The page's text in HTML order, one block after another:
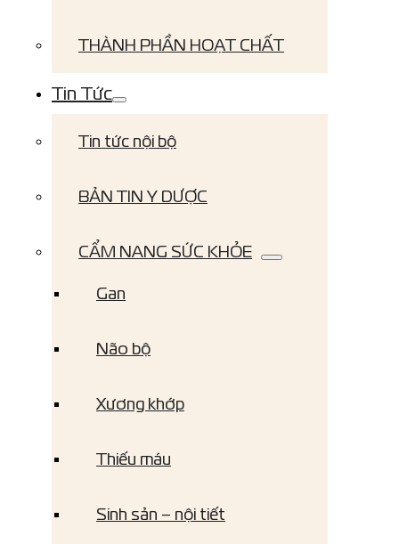
THÀNH PHẦN HOẠT CHẤT
Tin Tức
Tin tức nội bộ
BẢN TIN Y DƯỢC
CẨM NANG SỨC KHỎE
Gan
Não bộ
Xương khớp
Thiếu máu
Sinh sản – nội tiết